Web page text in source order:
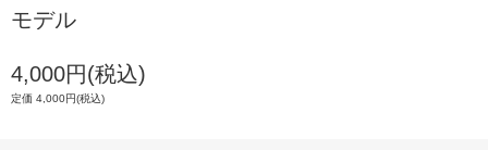
モデル
4,000円(税込)
定価 4,000円(税込)